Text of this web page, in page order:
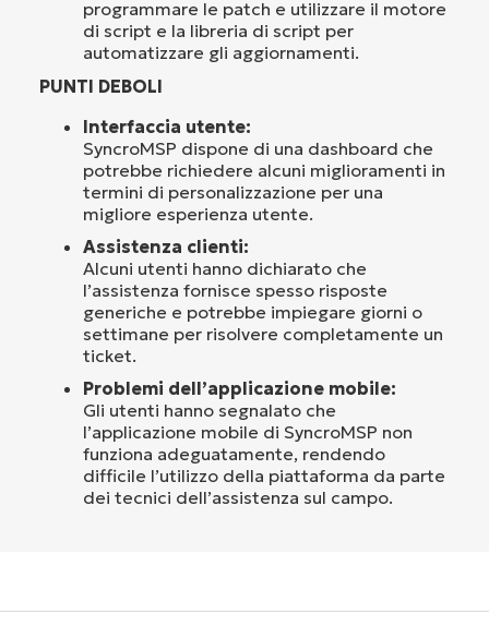
programmare le patch e utilizzare il motore
di script e la libreria di script per
automatizzare gli aggiornamenti.
PUNTI DEBOLI
Interfaccia utente:
SyncroMSP dispone di una dashboard che
potrebbe richiedere alcuni miglioramenti in
termini di personalizzazione per una
migliore esperienza utente.
Assistenza clienti:
Alcuni utenti hanno dichiarato che
l’assistenza fornisce spesso risposte
generiche e potrebbe impiegare giorni o
settimane per risolvere completamente un
ticket.
Problemi dell’applicazione mobile:
Gli utenti hanno segnalato che
l’applicazione mobile di SyncroMSP non
funziona adeguatamente, rendendo
difficile l’utilizzo della piattaforma da parte
dei tecnici dell’assistenza sul campo.